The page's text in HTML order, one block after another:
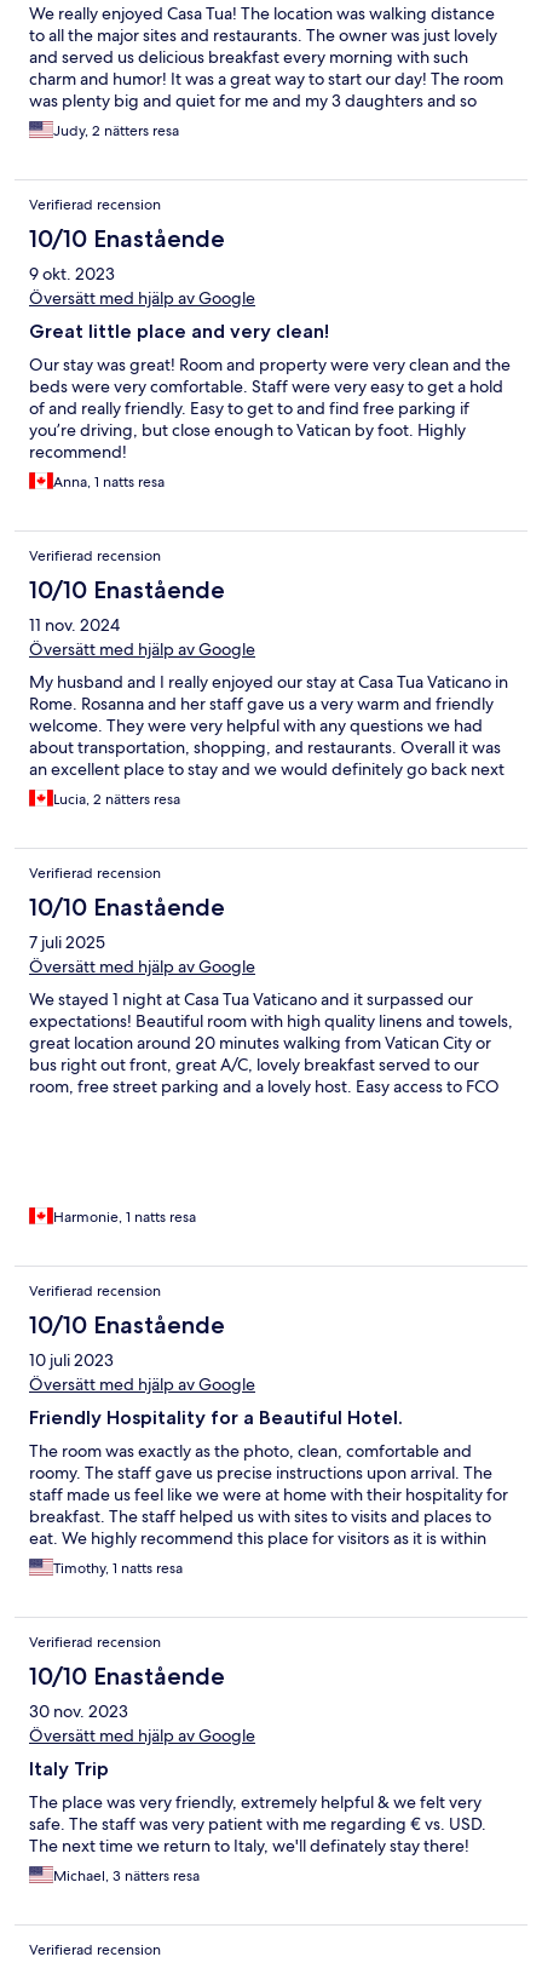
We really enjoyed Casa Tua! The location was walking distance
to all the major sites and restaurants. The owner was just lovely
and served us delicious breakfast every morning with such
charm and humor! It was a great way to start our day! The room
was plenty big and quiet for me and my 3 daughters and so
clean! I would highly recommend this hotel !
Judy, 2 nätters resa
Verifierad recension
10/10 Enastående
9 okt. 2023
Översätt med hjälp av Google
Great little place and very clean!
Our stay was great! Room and property were very clean and the
beds were very comfortable. Staff were very easy to get a hold
of and really friendly. Easy to get to and find free parking if
you’re driving, but close enough to Vatican by foot. Highly
recommend!
Anna, 1 natts resa
Verifierad recension
10/10 Enastående
11 nov. 2024
Översätt med hjälp av Google
My husband and I really enjoyed our stay at Casa Tua Vaticano in
Rome. Rosanna and her staff gave us a very warm and friendly
welcome. They were very helpful with any questions we had
about transportation, shopping, and restaurants. Overall it was
an excellent place to stay and we would definitely go back next
time we are in Rome.
Lucia, 2 nätters resa
Verifierad recension
10/10 Enastående
7 juli 2025
Översätt med hjälp av Google
We stayed 1 night at Casa Tua Vaticano and it surpassed our
expectations! Beautiful room with high quality linens and towels,
great location around 20 minutes walking from Vatican City or
bus right out front, great A/C, lovely breakfast served to our
room, free street parking and a lovely host. Easy access to FCO
Harmonie, 1 natts resa
Verifierad recension
10/10 Enastående
10 juli 2023
Översätt med hjälp av Google
Friendly Hospitality for a Beautiful Hotel.
The room was exactly as the photo, clean, comfortable and
roomy. The staff gave us precise instructions upon arrival. The
staff made us feel like we were at home with their hospitality for
breakfast. The staff helped us with sites to visits and places to
eat. We highly recommend this place for visitors as it is within
walking distance of St. Peter's Basilica.
Timothy, 1 natts resa
Verifierad recension
10/10 Enastående
30 nov. 2023
Översätt med hjälp av Google
Italy Trip
The place was very friendly, extremely helpful & we felt very
safe. The staff was very patient with me regarding € vs. USD.
The next time we return to Italy, we'll definately stay there!
Michael, 3 nätters resa
Verifierad recension